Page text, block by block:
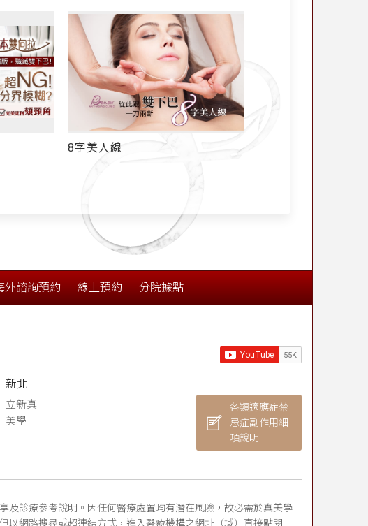
8字美人線
外諮詢預約 線上預約 分院據點
新北
立新真
美學
各類適應症禁
忌症副作用細
項說明
及診療參考說明。因任何醫療處置均有潛在風險，故必需於真美學
以網路搜尋或超連結方式，進入醫療機構之網址（域）直接點閱